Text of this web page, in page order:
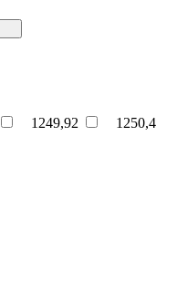
1249,92 1250,4